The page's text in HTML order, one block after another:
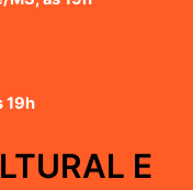
19h
E